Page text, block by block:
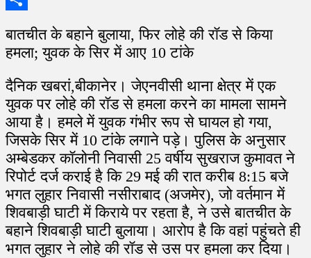
बातचीत के बहाने बुलाया, फिर लोहे की रॉड से किया
हमला; युवक के सिर में आए 10 टांके
दैनिक खबरां,बीकानेर। जेएनवीसी थाना क्षेत्र में एक
युवक पर लोहे की रॉड से हमला करने का मामला सामने
आया है। हमले में युवक गंभीर रूप से घायल हो गया,
जिसके सिर में 10 टांके लगाने पड़े। पुलिस के अनुसार
अम्बेडकर कॉलोनी निवासी 25 वर्षीय सुखराज कुमावत ने
रिपोर्ट दर्ज कराई है कि 29 मई की रात करीब 8:15 बजे
भगत लुहार निवासी नसीराबाद (अजमेर), जो वर्तमान में
शिवबाड़ी घाटी में किराये पर रहता है, ने उसे बातचीत के
बहाने शिवबाड़ी घाटी बुलाया। आरोप है कि वहां पहुंचते ही
भगत लुहार ने लोहे की रॉड से उस पर हमला कर दिया।